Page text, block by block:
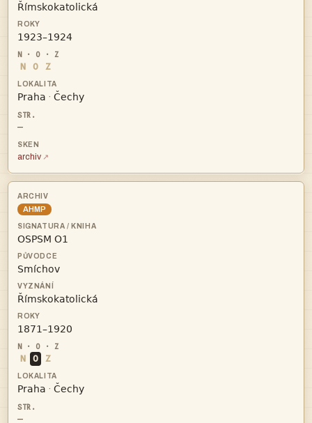


N O Z
 · 
—
archiv
AHMP




N O Z
 · 
—